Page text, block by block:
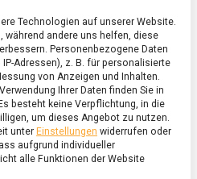
Technologien auf unserer Website.
während andere uns helfen, diese
Personenbezogene Daten
Adressen), z. B. für personalisierte
von Anzeigen und Inhalten.
Ihrer Daten finden Sie in
Es besteht keine Verpflichtung, in die
um dieses Angebot zu nutzen.
unter Einstellungen widerrufen oder
aufgrund individueller
alle Funktionen der Website